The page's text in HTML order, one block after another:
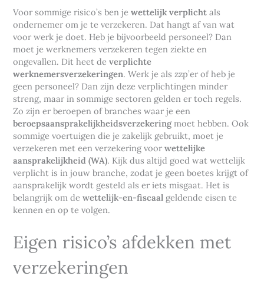
Voor sommige risico’s ben jewettelijk verplicht als
ondernemer om je te verzekeren. Dat hangt af van wat
voor werk je doet. Heb je bijvoorbeeld personeel? Dan
moet je werknemers verzekeren tegen ziekte en
ongevallen. Dit heet deverplichte
werknemersverzekeringen. Werk je als zzp’er of heb je
geen personeel? Dan zijn deze verplichtingen minder
streng, maar in sommige sectoren gelden er toch regels.
Zo zijn er beroepen of branches waar je een
beroepsaansprakelijkheidsverzekeringmoet hebben. Ook
sommige voertuigen die je zakelijk gebruikt, moet je
verzekeren met een verzekering voorwettelijke
aansprakelijkheid (WA). Kijk dus altijd goed wat wettelijk
verplicht is in jouw branche, zodat je geen boetes krijgt of
aansprakelijk wordt gesteld als er iets misgaat. Het is
belangrijk om dewettelijk-en-fiscaal geldende eisen te
kennen en op te volgen.
Eigen risico’s afdekken met
verzekeringen